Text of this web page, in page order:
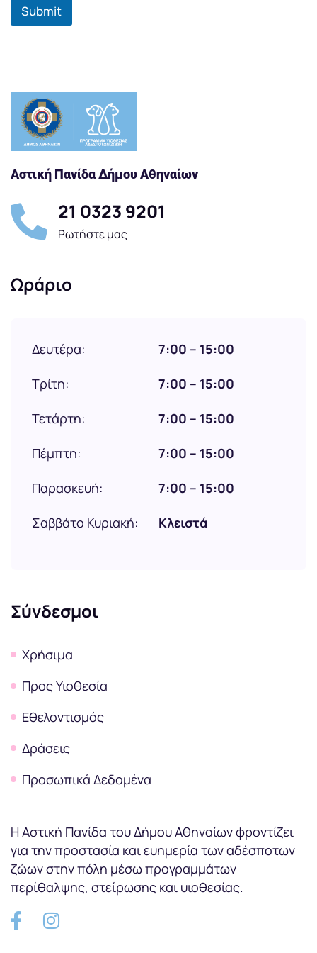
Submit
Αστική Πανίδα Δήμου Αθηναίων
21 0323 9201
Ρωτήστε μας
Ωράριο
Δευτέρα: 7:00 – 15:00
Τρίτη: 7:00 – 15:00
Τετάρτη: 7:00 – 15:00
Πέμπτη: 7:00 – 15:00
Παρασκευή: 7:00 – 15:00
Σαββάτο Κυριακή: Κλειστά
Σύνδεσμοι
Χρήσιμα
Προς Υιοθεσία
Εθελοντισμός
Δράσεις
Προσωπικά Δεδομένα
Η Αστική Πανίδα του Δήμου Αθηναίων φροντίζει
για την προστασία και ευημερία των αδέσποτων
ζώων στην πόλη μέσω προγραμμάτων
περίθαλψης, στείρωσης και υιοθεσίας.